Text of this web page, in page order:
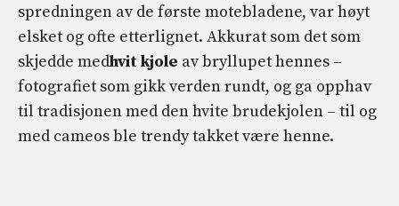
spredningen av de første motebladene, var høyt
elsket og ofte etterlignet. Akkurat som det som
skjedde medhvit kjole av bryllupet hennes –
fotografiet som gikk verden rundt, og ga opphav
til tradisjonen med den hvite brudekjolen – til og
med cameos ble trendy takket være henne.